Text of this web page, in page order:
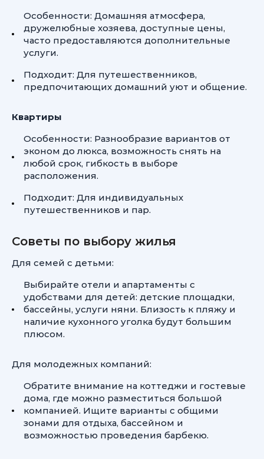
Особенности: Домашняя атмосфера,
дружелюбные хозяева, доступные цены,
часто предоставляются дополнительные
услуги.
Подходит: Для путешественников,
предпочитающих домашний уют и общение.
Квартиры
Особенности: Разнообразие вариантов от
эконом до люкса, возможность снять на
любой срок, гибкость в выборе
расположения.
Подходит: Для индивидуальных
путешественников и пар.
Советы по выбору жилья
Для семей с детьми:
Выбирайте отели и апартаменты с
удобствами для детей: детские площадки,
бассейны, услуги няни. Близость к пляжу и
наличие кухонного уголка будут большим
плюсом.
Для молодежных компаний:
Обратите внимание на коттеджи и гостевые
дома, где можно разместиться большой
компанией. Ищите варианты с общими
зонами для отдыха, бассейном и
возможностью проведения барбекю.